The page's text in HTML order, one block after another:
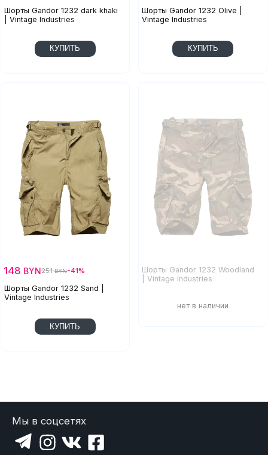
Шорты Gandor 1232 dark khaki
| Vintage Industries
КУПИТЬ
Шорты Gandor 1232 Olive |
Vintage Industries
КУПИТЬ
Шорты Gandor 1232 Sand |
Vintage Industries
148 BYN251BYN-41%
КУПИТЬ
Шорты Gandor 1232 Woodland
| Vintage Industries
Мы в соцсетях